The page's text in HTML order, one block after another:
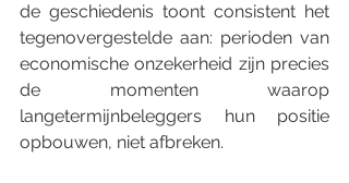
de geschiedenis toont consistent het
tegenovergestelde aan: perioden van
economische onzekerheid zijn precies
de momenten waarop
langetermijnbeleggers hun positie
opbouwen, niet afbreken.